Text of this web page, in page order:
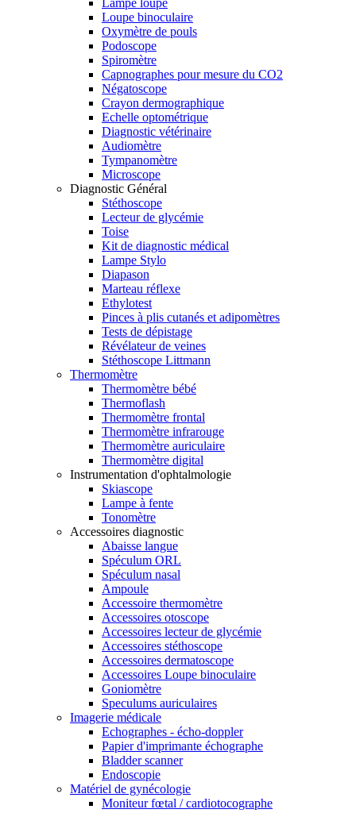
Lampe loupe
Loupe binoculaire
Oxymètre de pouls
Podoscope
Spiromètre
Capnographes pour mesure du CO2
Négatoscope
Crayon dermographique
Echelle optométrique
Diagnostic vétérinaire
Audiomètre
Tympanomètre
Microscope
Diagnostic Général
Stéthoscope
Lecteur de glycémie
Toise
Kit de diagnostic médical
Lampe Stylo
Diapason
Marteau réflexe
Ethylotest
Pinces à plis cutanés et adipomètres
Tests de dépistage
Révélateur de veines
Stéthoscope Littmann
Thermomètre
Thermomètre bébé
Thermoflash
Thermomètre frontal
Thermomètre infrarouge
Thermomètre auriculaire
Thermomètre digital
Instrumentation d'ophtalmologie
Skiascope
Lampe à fente
Tonomètre
Accessoires diagnostic
Abaisse langue
Spéculum ORL
Spéculum nasal
Ampoule
Accessoire thermomètre
Accessoires otoscope
Accessoires lecteur de glycémie
Accessoires stéthoscope
Accessoires dermatoscope
Accessoires Loupe binoculaire
Goniomètre
Speculums auriculaires
Imagerie médicale
Echographes - écho-doppler
Papier d'imprimante échographe
Bladder scanner
Endoscopie
Matériel de gynécologie
Moniteur fœtal / cardiotocographe